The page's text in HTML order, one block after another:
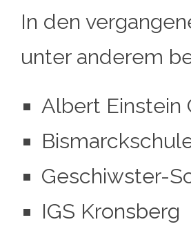
In den
unter anderem
Albert Einstein
Geschiwster-
IGS Kronsberg